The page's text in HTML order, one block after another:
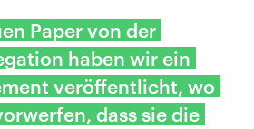
Paper von der
haben wir ein
veröffentlicht, wo
dass sie die